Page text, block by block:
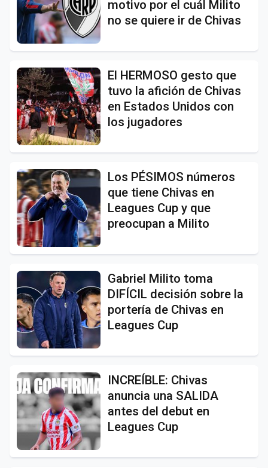
motivo por el cuál Milito
no se quiere ir de Chivas
El HERMOSO gesto que
tuvo la afición de Chivas
en Estados Unidos con
los jugadores
Los PÉSIMOS números
que tiene Chivas en
Leagues Cup y que
preocupan a Milito
Gabriel Milito toma
DIFÍCIL decisión sobre la
portería de Chivas en
Leagues Cup
INCREÍBLE: Chivas
anuncia una SALIDA
antes del debut en
Leagues Cup